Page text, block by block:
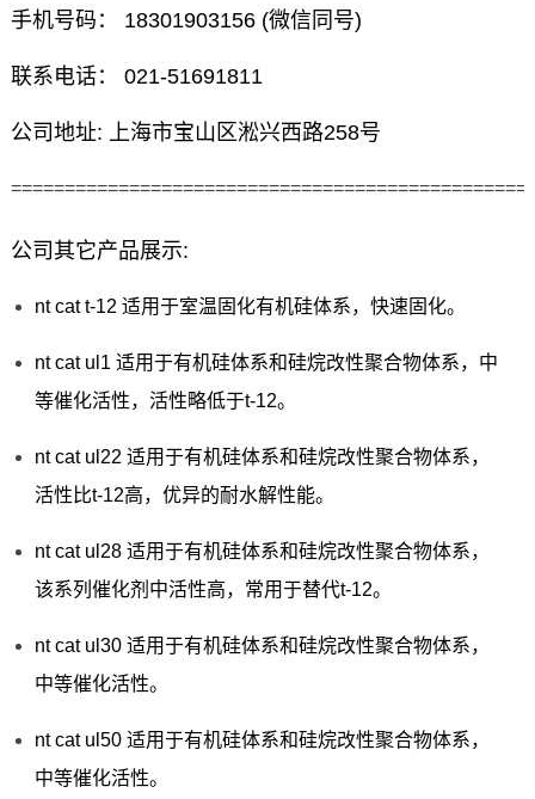
手机号码： 18301903156 (微信同号)
联系电话： 021-51691811
公司地址: 上海市宝山区淞兴西路258号
公司其它产品展示:
nt cat t-12 适用于室温固化有机硅体系，快速固化。
nt cat ul1 适用于有机硅体系和硅烷改性聚合物体系，中
等催化活性，活性略低于t-12。
nt cat ul22 适用于有机硅体系和硅烷改性聚合物体系，
活性比t-12高，优异的耐水解性能。
nt cat ul28 适用于有机硅体系和硅烷改性聚合物体系，
该系列催化剂中活性高，常用于替代t-12。
nt cat ul30 适用于有机硅体系和硅烷改性聚合物体系，
中等催化活性。
nt cat ul50 适用于有机硅体系和硅烷改性聚合物体系，
中等催化活性。